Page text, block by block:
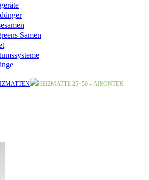
Samen
HEIZMATTE 25×50 – AIRONTEK